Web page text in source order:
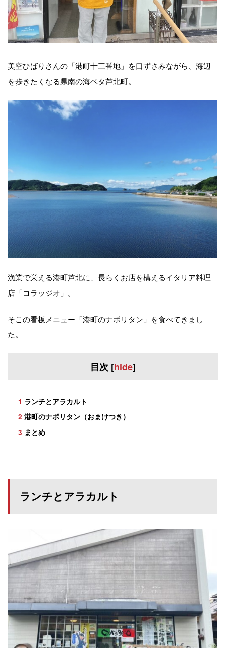
美空ひばりさんの「港町十三番地」を口ずさみながら、海辺
を歩きたくなる県南の海ベタ芦北町。
漁業で栄える港町芦北に、長らくお店を構えるイタリア料理
店「コラッジオ」。
そこの看板メニュー「港町のナポリタン」を食べてきまし
た。
目次 [hide]
1 ランチとアラカルト
2 港町のナポリタン（おまけつき）
3 まとめ
ランチとアラカルト